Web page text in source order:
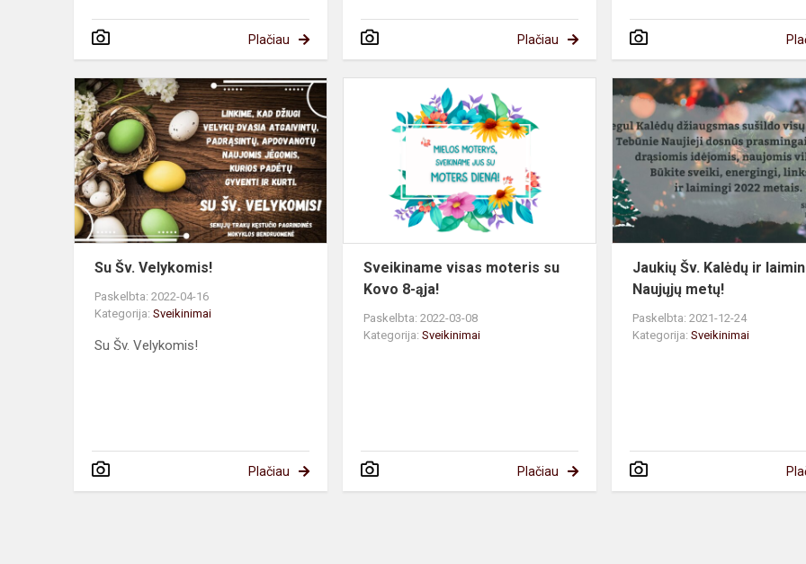
Plačiau Plačiau
Su
Velykomis!
Su Šv. Velykomis!
Paskelbta: 2022-04-16
Kategorija: Sveikinimai
Su Šv. Velykomis!
Plačiau
Sveikiname
moteris
Kovo
ąja!
Sveikiname visas moteris su
Kovo 8-ąja!
Paskelbta: 2022-03-08
Kategorija:Sveikinimai
Plačiau
Jaukių Šv. Kalėdų ir
Naujųjų metų!
Paskelbta: 2021-12-24
Kategorija:Sveikinimai